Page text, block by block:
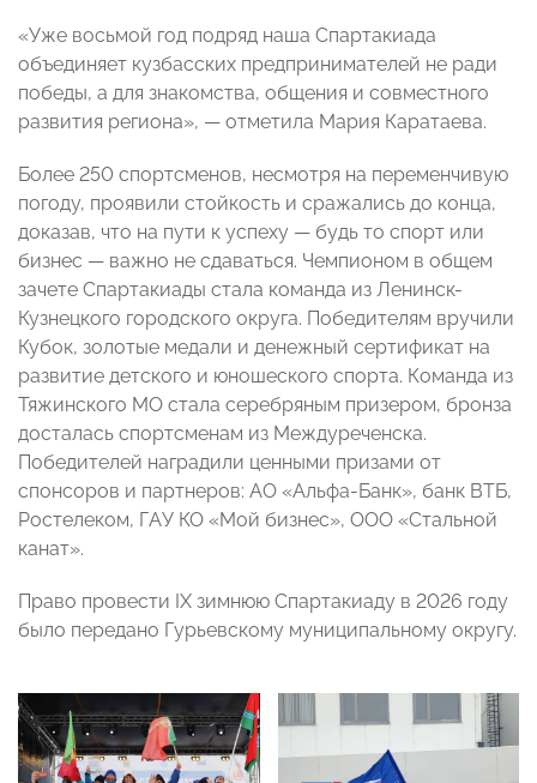
«Уже восьмой год подряд наша Спартакиада
объединяет кузбасских предпринимателей не ради
победы, а для знакомства, общения и совместного
развития региона», — отметила Мария Каратаева.
Более 250 спортсменов, несмотря на переменчивую
погоду, проявили стойкость и сражались до конца,
доказав, что на пути к успеху — будь то спорт или
бизнес — важно не сдаваться. Чемпионом в общем
зачете Спартакиады стала команда из Ленинск-
Кузнецкого городского округа. Победителям вручили
Кубок, золотые медали и денежный сертификат на
развитие детского и юношеского спорта. Команда из
Тяжинского МО стала серебряным призером, бронза
досталась спортсменам из Междуреченска.
Победителей наградили ценными призами от
спонсоров и партнеров: АО «Альфа-Банк», банк ВТБ,
Ростелеком, ГАУ КО «Мой бизнес», ООО «Стальной
канат».
Право провести IX зимнюю Спартакиаду в 2026 году
было передано Гурьевскому муниципальному округу.